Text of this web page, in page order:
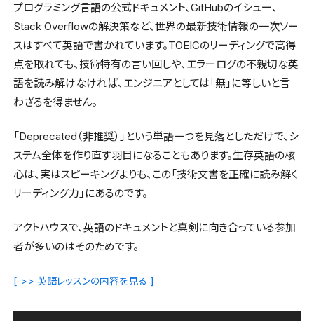
プログラミング言語の公式ドキュメント、GitHubのイシュー、
Stack Overflowの解決策など、世界の最新技術情報の一次ソー
スはすべて英語で書かれています。TOEICのリーディングで高得
点を取れても、技術特有の言い回しや、エラーログの不親切な英
語を読み解けなければ、エンジニアとしては「無」に等しいと言
わざるを得ません。
「Deprecated（非推奨）」という単語一つを見落としただけで、シ
ステム全体を作り直す羽目になることもあります。生存英語の核
心は、実はスピーキングよりも、この「技術文書を正確に読み解く
リーディング力」にあるのです。
アクトハウスで、英語のドキュメントと真剣に向き合っている参加
者が多いのはそのためです。
[ >> 英語レッスンの内容を見る ]